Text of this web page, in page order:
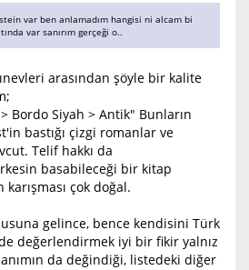
var ben anlamadım hangisi ni alcam bi
var sanırım gerçeği o..
arasından şöyle bir kalite
Bordo Siyah > Antik" Bunların
bastığı çizgi romanlar ve
Telif hakkı da
basabileceği bir kitap
çok doğal.
gelince, bence kendisini Türk
değerlendirmek iyi bir fikir yalnız
da değindiği, listedeki diğer